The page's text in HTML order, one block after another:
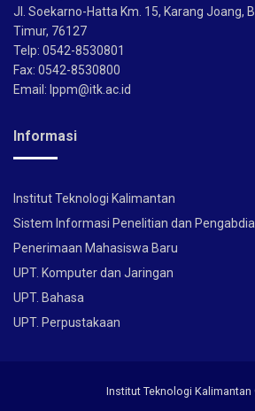
Jl. Soekarno-Hatta Km. 15, Karang Joang,
Timur, 76127
Telp: 0542-8530801
Fax: 0542-8530800
Email: lppm@itk.ac.id
Informasi
Institut Teknologi Kalimantan
Sistem Informasi Penelitian dan
Penerimaan Mahasiswa Baru
UPT. Komputer dan Jaringan
UPT. Bahasa
UPT. Perpustakaan
Institut Teknologi